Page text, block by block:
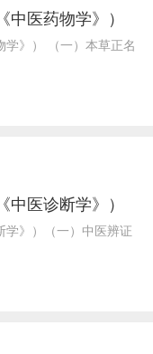
医药物学》）
学》） （一）本草正名
医诊断学》）
学》）（一）中医辨证